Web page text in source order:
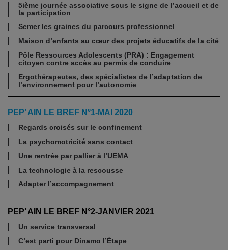
5ième journée associative sous le signe de l’accueil et de
la participation
Semer les graines du parcours professionnel
Maison d’enfants au cœur des projets éducatifs de la cité
Pôle Ressources Adolescents (PRA) : Engagement
citoyen contre accès au permis de conduire
Ergothérapeutes, des spécialistes de l’adaptation de
l’environnement pour l’autonomie
PEP’ AIN LE BREF N°1-MAI 2020
Regards croisés sur le confinement
La psychomotricité sans contact
Une rentrée par pallier à l’UEMA
La technologie à la rescousse
Adapter l’accompagnement
PEP’ AIN LE BREF N°2-JANVIER 2021
Un service transversal
C’est parti pour Dinamo l’Étape